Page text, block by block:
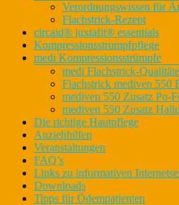
Verordnungswissen für
Flachstrick-Rezept
circaid® juxtafit® essentials
Kompressionsstrumpfpflege
medi Kompressionsstrümpfe
medi Flachstrick-
Flachstrick mediven 550
mediven 550 Zusatz Po-
mediven 550 Zusatz
Die richtige Hautpflege
Anziehhilfen
Veranstaltungen
FAQ’s
Links zu informativen
Downloads
Tipps für Ödempatienten